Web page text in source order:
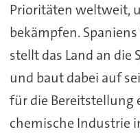
Prioritäten weltweit,
bekämpfen.
stellt das Land an die
und baut dabei auf
für die Bereitstellung
chemische Industrie